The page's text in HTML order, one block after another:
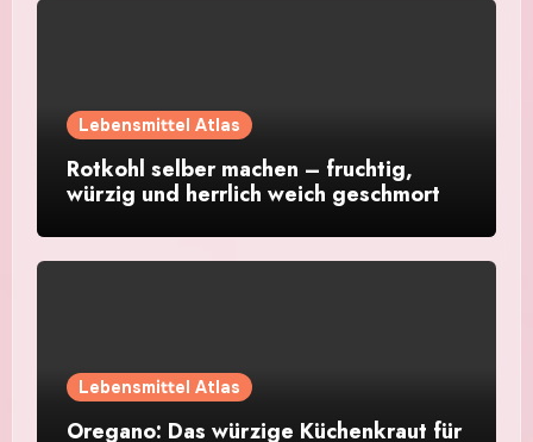
Lebensmittel Atlas
Rotkohl selber machen – fruchtig,
würzig und herrlich weich geschmort
Lebensmittel Atlas
Oregano: Das würzige Küchenkraut für